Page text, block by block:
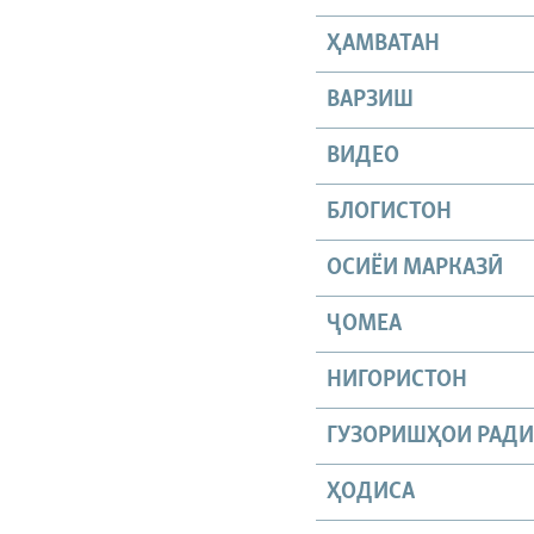
ҲАМВАТАН
ВАРЗИШ
ВИДЕО
БЛОГИСТОН
ОСИЁИ МАРКАЗӢ
ҶОМEА
НИГОРИСТОН
ГУЗОРИШҲОИ
ҲОДИСА